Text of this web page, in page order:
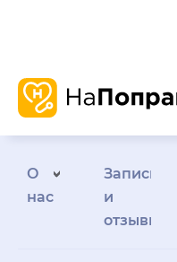
О
нас
Запись
и
отзывы